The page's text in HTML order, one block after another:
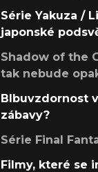
Série Yakuza /
japonské
Shadow of the
tak nebude
Blbuvzdornost
zábavy?
Série Final
Filmy, které se